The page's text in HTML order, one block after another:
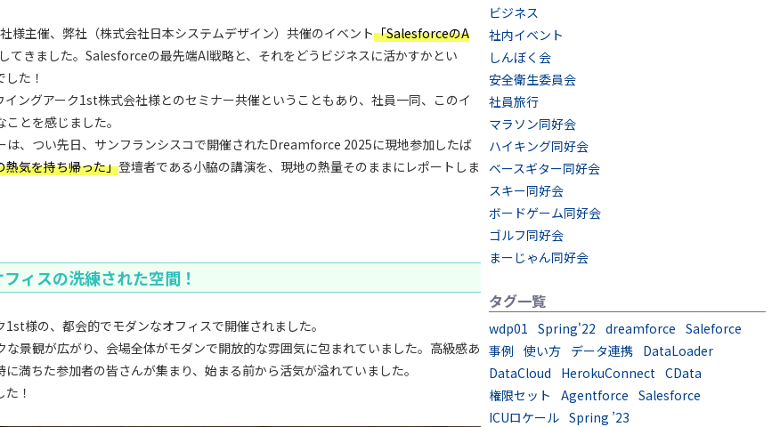
様主催、弊社（株式会社日本システムデザイン）共催のイベント「SalesforceのA
てきました。Salesforceの最先端AI戦略と、それをどうビジネスに活かすかとい
た！
ングアーク1st株式会社様とのセミナー共催ということもあり、社員一同、このイ
とを感じました。
は、つい先日、サンフランシスコで開催されたDreamforce 2025に現地参加したば
熱気を持ち帰った」登壇者である小脇の講演を、現地の熱量そのままにレポートしま
ィスの洗練された空間！
様の、都会的でモダンなオフィスで開催されました。
景観が広がり、会場全体がモダンで開放的な雰囲気に包まれていました。高級感あ
満ちた参加者の皆さんが集まり、始まる前から活気が溢れていました。
！
ビジネス
社内イベント
しんぼく会
安全衛生委員会
社員旅行
マラソン同好会
ハイキング同好会
ベースギター同好会
スキー同好会
ボードゲーム同好会
ゴルフ同好会
まーじゃん同好会
タグ一覧
wdp01 Spring'22 dreamforce Saleforce
事例 使い方 データ連携 DataLoader
DataCloud
HerokuConnect CData
権限セット
Agentforce Salesforce
ICUロケール Spring ’23